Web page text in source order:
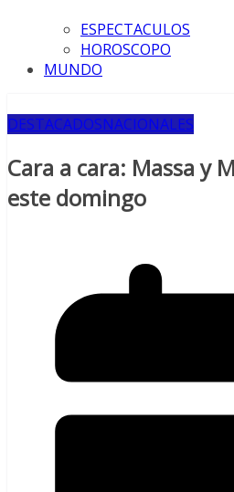
ESPECTACULOS
HOROSCOPO
MUNDO
DESTACADOSNACIONALES
Cara a cara: Massa y
este domingo